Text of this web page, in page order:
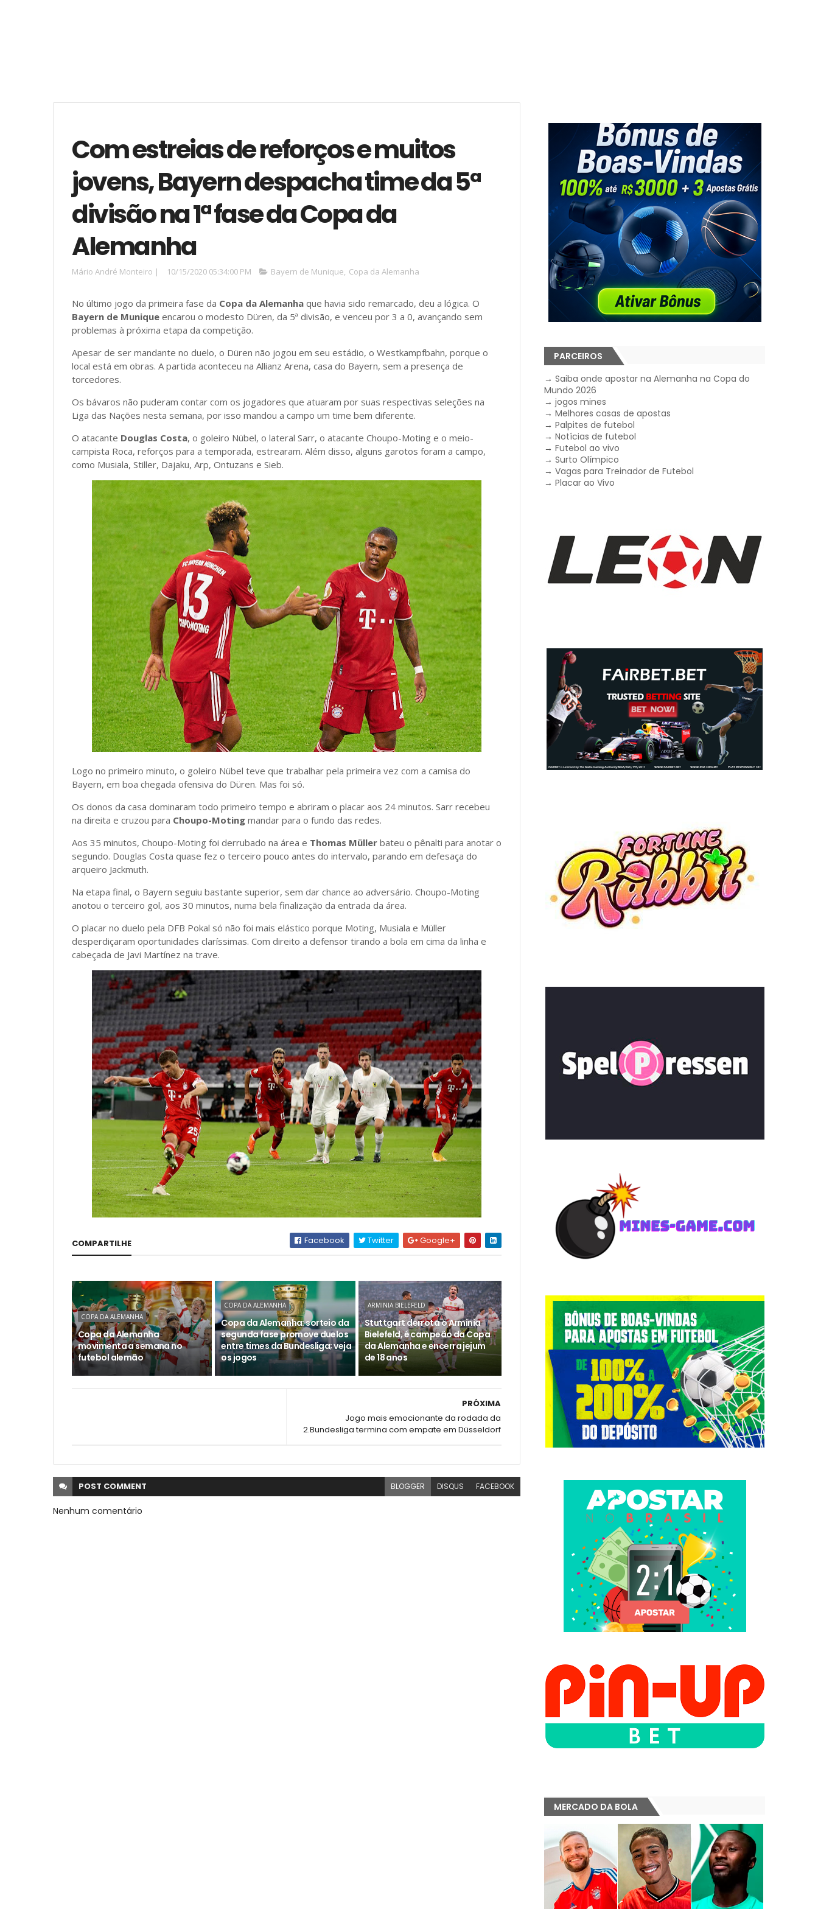
Com estreias de reforços e muitos
jovens, Bayern despacha time da 5ª
divisão na 1ª fase da Copa da
Alemanha
Mário André Monteiro | 10/15/2020 05:34:00 PM Bayern de Munique, Copa da Alemanha
No último jogo da primeira fase da Copa da Alemanha que havia sido remarcado, deu a lógica. O
Bayern de Munique encarou o modesto Düren, da 5ª divisão, e venceu por 3 a 0, avançando sem
problemas à próxima etapa da competição.
Apesar de ser mandante no duelo, o Düren não jogou em seu estádio, o Westkampfbahn, porque o
local está em obras. A partida aconteceu na Allianz Arena, casa do Bayern, sem a presença de
torcedores.
Os bávaros não puderam contar com os jogadores que atuaram por suas respectivas seleções na
Liga das Nações nesta semana, por isso mandou a campo um time bem diferente.
O atacante Douglas Costa, o goleiro Nübel, o lateral Sarr, o atacante Choupo-Moting e o meio-
campista Roca, reforços para a temporada, estrearam. Além disso, alguns garotos foram a campo,
como Musiala, Stiller, Dajaku, Arp, Ontuzans e Sieb.
Logo no primeiro minuto, o goleiro Nübel teve que trabalhar pela primeira vez com a camisa do
Bayern, em boa chegada ofensiva do Düren. Mas foi só.
Os donos da casa dominaram todo primeiro tempo e abriram o placar aos 24 minutos. Sarr recebeu
na direita e cruzou para Choupo-Moting mandar para o fundo das redes.
Aos 35 minutos, Choupo-Moting foi derrubado na área e Thomas Müller bateu o pênalti para anotar o
segundo. Douglas Costa quase fez o terceiro pouco antes do intervalo, parando em defesaça do
arqueiro Jackmuth.
Na etapa final, o Bayern seguiu bastante superior, sem dar chance ao adversário. Choupo-Moting
anotou o terceiro gol, aos 30 minutos, numa bela finalização da entrada da área.
O placar no duelo pela DFB Pokal só não foi mais elástico porque Moting, Musiala e Müller
desperdiçaram oportunidades claríssimas. Com direito a defensor tirando a bola em cima da linha e
cabeçada de Javi Martínez na trave.
COMPARTILHE Facebook Twitter Google+
COPA DA ALEMANHA
Copa da Alemanha
movimenta a semana no
futebol alemão
COPA DA ALEMANHA
Copa da Alemanha: sorteio da
segunda fase promove duelos
entre times da Bundesliga; veja
os jogos
ARMINIA BIELEFELD
Stuttgart derrota o Arminia
Bielefeld, é campeão da Copa
da Alemanha e encerra jejum
de 18 anos
PRÓXIMA
Jogo mais emocionante da rodada da
2.Bundesliga termina com empate em Düsseldorf
POST COMMENT BLOGGER DISQUS FACEBOOK
Nenhum comentário
PARCEIROS
→Saiba onde apostar na Alemanha na Copa do
Mundo 2026
→jogos mines
→Melhores casas de apostas
→Palpites de futebol
→Notícias de futebol
→Futebol ao vivo
→Surto Olímpico
→Vagas para Treinador de Futebol
→Placar ao Vivo
MERCADO DA BOLA